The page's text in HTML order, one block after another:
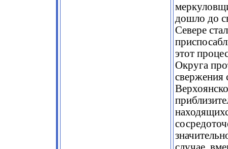
дошло до
Севере
этот
Округа
свержения